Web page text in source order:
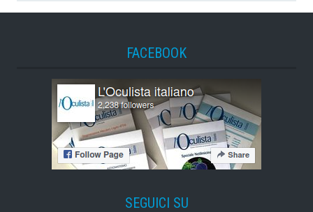
FACEBOOK
SEGUICI SU